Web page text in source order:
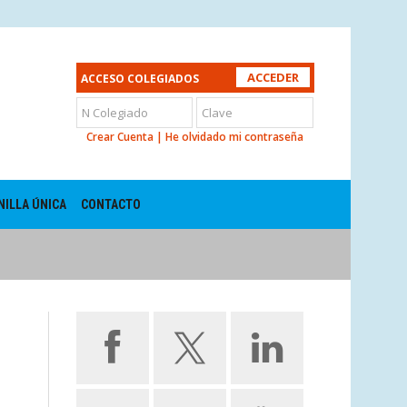
ACCESO COLEGIADOS
Crear Cuenta |He olvidado mi contraseña
ÚNICA CONTACTO